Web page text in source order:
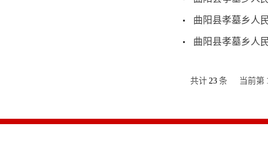
曲阳县孝墓乡人
曲阳县孝墓乡人
共计 23 条 当前第